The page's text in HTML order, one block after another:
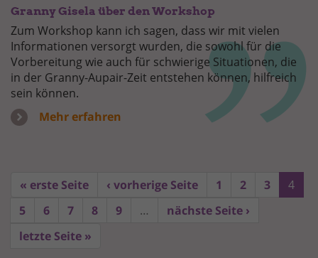
Granny Gisela über den Workshop
Zum Workshop kann ich sagen, dass wir mit vielen
Informationen versorgt wurden, die sowohl für die
Vorbereitung wie auch für schwierige Situationen, die
in der Granny-Aupair-Zeit entstehen können, hilfreich
sein können.
Mehr erfahren
« erste Seite ‹ vorherige Seite 1 2 3
4
5
6 7 8 9 …
nächste Seite ›
letzte Seite »